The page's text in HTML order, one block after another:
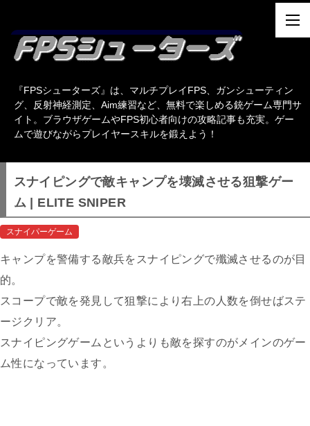
『FPSシューターズ』は、マルチプレイFPS、ガンシューティン
グ、反射神経測定、Aim練習など、無料で楽しめる銃ゲーム専門サ
イト。ブラウザゲームやFPS初心者向けの攻略記事も充実。ゲー
ムで遊びながらプレイヤースキルを鍛えよう！
スナイピングで敵キャンプを壊滅させる狙撃ゲー
ム | ELITE SNIPER
スナイパーゲーム
キャンプを警備する敵兵をスナイピングで殲滅させるのが目
的。
スコープで敵を発見して狙撃により右上の人数を倒せばステ
ージクリア。
スナイピングゲームというよりも敵を探すのがメインのゲー
ム性になっています。